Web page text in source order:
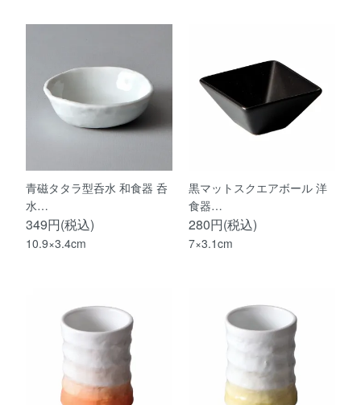
青磁タタラ型呑水 和食器 呑
水…
349円(税込)
10.9×3.4cm
黒マットスクエアボール 洋
食器…
280円(税込)
7×3.1cm